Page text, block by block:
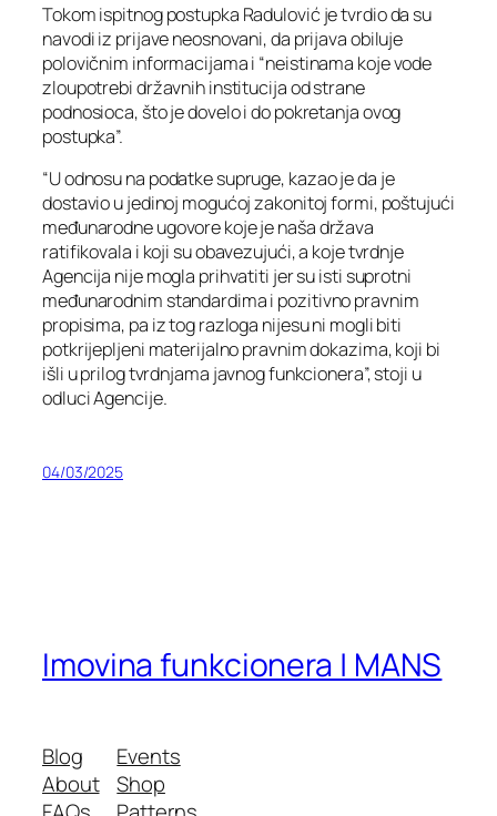
Tokom ispitnog postupka Radulović je tvrdio da su
navodi iz prijave neosnovani, da prijava obiluje
polovičnim informacijama i “neistinama koje vode
zloupotrebi državnih institucija od strane
podnosioca, što je dovelo i do pokretanja ovog
postupka”.
“U odnosu na podatke supruge, kazao je da je
dostavio u jedinoj mogućoj zakonitoj formi, poštujući
međunarodne ugovore koje je naša država
ratifikovala i koji su obavezujući, a koje tvrdnje
Agencija nije mogla prihvatiti jer su isti suprotni
međunarodnim standardima i pozitivno pravnim
propisima, pa iz tog razloga nijesu ni mogli biti
potkrijepljeni materijalno pravnim dokazima, koji bi
išli u prilog tvrdnjama javnog funkcionera”, stoji u
odluci Agencije.
04/03/2025
Imovina funkcionera | MANS
Blog
About
Events
Shop